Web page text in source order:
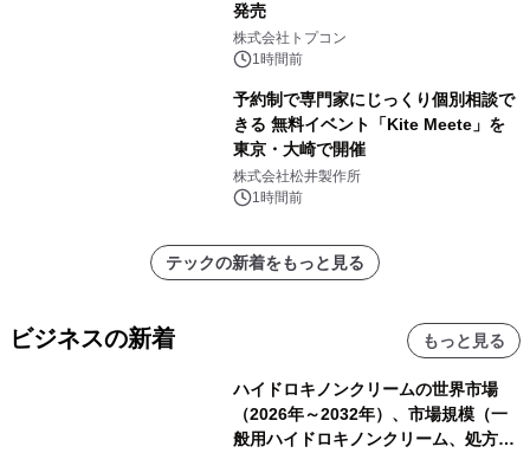
発売
株式会社トプコン
1時間前
予約制で専門家にじっくり個別相談で
きる 無料イベント「Kite Meete」を
東京・大崎で開催
株式会社松井製作所
1時間前
テックの新着をもっと見る
ビジネスの新着 もっと見る
ハイドロキノンクリームの世界市場
（2026年～2032年）、市場規模（一
般用ハイドロキノンクリーム、処方用